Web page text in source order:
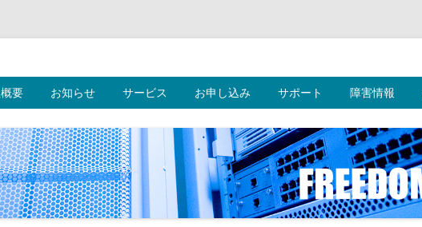
トワークス株式会社 コ
ン
テ
ン
へ
ス
キ
ッ
プ
要 お知らせ サービス お申し込み サポート 障害情報